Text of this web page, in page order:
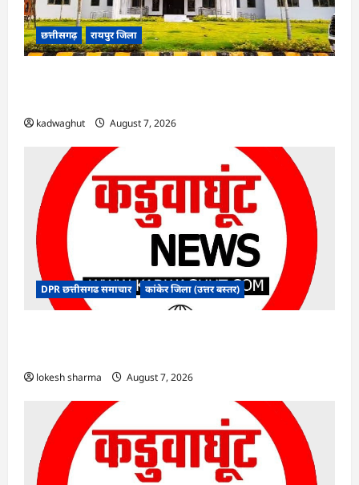
छत्तीसगढ़ रायपुर जिला
kadwaghut August 7, 2026
DPR छत्तीसगढ समाचार कांकेर जिला (उत्तर बस्तर)
lokesh sharma August 7, 2026